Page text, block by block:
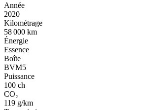
Année
2020
Kilométrage
58 000 km
Énergie
Essence
Boîte
BVM5
Puissance
100 ch
CO₂
119 g/km